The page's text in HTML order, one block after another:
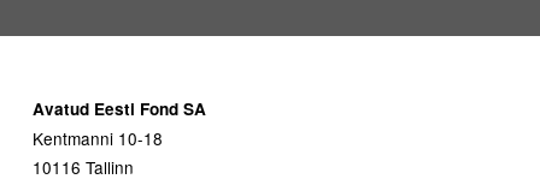
Avatud Eesti Fond SA
Kentmanni 10-18
10116 Tallinn